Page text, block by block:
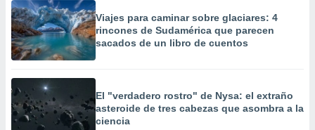
Viajes para caminar sobre glaciares: 4
rincones de Sudamérica que parecen
sacados de un libro de cuentos
El "verdadero rostro" de Nysa: el extraño
asteroide de tres cabezas que asombra a la
ciencia